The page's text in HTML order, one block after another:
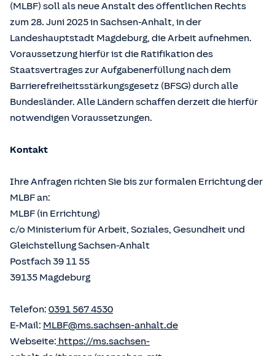
(MLBF) soll als neue Anstalt des öffentlichen Rechts
zum 28. Juni 2025 in Sachsen-Anhalt, in der
Landeshauptstadt Magdeburg, die Arbeit aufnehmen.
Voraussetzung hierfür ist die Ratifikation des
Staatsvertrages zur Aufgabenerfüllung nach dem
Barrierefreiheitsstärkungsgesetz (BFSG) durch alle
Bundesländer. Alle Ländern schaffen derzeit die hierfür
notwendigen Voraussetzungen.
Kontakt
Ihre Anfragen richten Sie bis zur formalen Errichtung der
MLBF an:
MLBF (in Errichtung)
c/o Ministerium für Arbeit, Soziales, Gesundheit und
Gleichstellung Sachsen-Anhalt
Postfach 39 11 55
39135 Magdeburg
Telefon: 0391 567 4530
E-Mail: MLBF@ms.sachsen-anhalt.de
Webseite: https://ms.sachsen-